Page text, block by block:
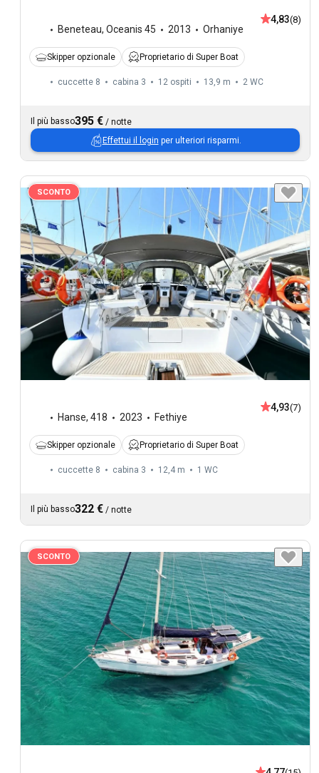
Beneteau, Oceanis 45 2013 Orhaniye
4,83(8)
Skipper opzionale Proprietario di Super Boat
cuccette 8 cabina 3 12 ospiti 13,9 m 2 WC
Il più basso395 € / notte
Effettui il login per ulteriori risparmi.
SCONTO
Hanse, 418 2023 Fethiye
4,93(7)
Skipper opzionale Proprietario di Super Boat
cuccette 8 cabina 3 12,4 m 1 WC
Il più basso322 € / notte
SCONTO